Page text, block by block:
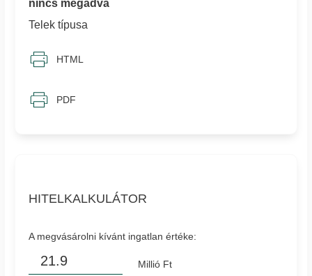
HITELKALKULÁTOR
A megvásárolni kívánt ingatlan értéke:
Millió Ft
nincs megadva
Telek típusa
HTML
PDF